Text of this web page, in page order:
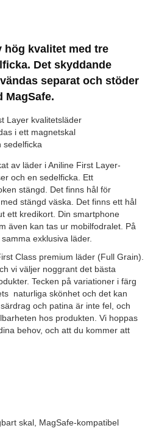
hög kvalitet med tre
Det skyddande
separat och stöder
MagSafe.
Layer kvalitetsläder
i ett magnetskal
sedelficka
av läder i Aniline First Layer-
och en sedelficka. Ett
stängd. Det finns hål för
stängd väska. Det finns ett hål
ett kredikort. Din smartphone
även kan tas ur mobilfodralet. På
exklusiva läder.
Class premium läder (Full Grain).
vi väljer noggrant det bästa
Tecken på variationer i färg
naturliga skönhet och det kan
och patina är inte fel, och
hos produkten. Vi hoppas
behov, och att du kommer att
skal, MagSafe-kompatibel